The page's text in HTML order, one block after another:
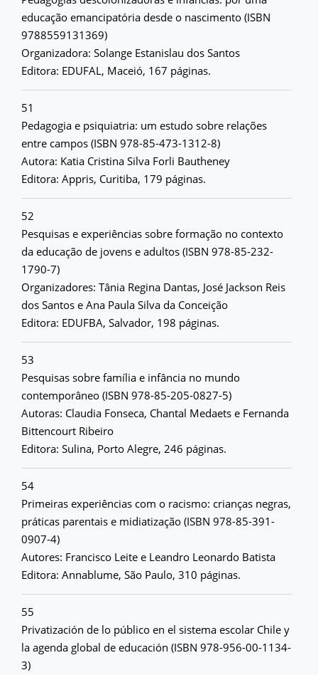
educação emancipatória desde o nascimento (ISBN
9788559131369)
Organizadora: Solange Estanislau dos Santos
Editora: EDUFAL, Maceió, 167 páginas.
51
Pedagogia e psiquiatria: um estudo sobre relações
entre campos (ISBN 978-85-473-1312-8)
Autora: Katia Cristina Silva Forli Bautheney
Editora: Appris, Curitiba, 179 páginas.
52
Pesquisas e experiências sobre formação no contexto
da educação de jovens e adultos (ISBN 978-85-232-
1790-7)
Organizadores: Tânia Regina Dantas, José Jackson Reis
dos Santos e Ana Paula Silva da Conceição
Editora: EDUFBA, Salvador, 198 páginas.
53
Pesquisas sobre família e infância no mundo
contemporâneo (ISBN 978-85-205-0827-5)
Autoras: Claudia Fonseca, Chantal Medaets e Fernanda
Bittencourt Ribeiro
Editora: Sulina, Porto Alegre, 246 páginas.
54
Primeiras experiências com o racismo: crianças negras,
práticas parentais e midiatização (ISBN 978-85-391-
0907-4)
Autores: Francisco Leite e Leandro Leonardo Batista
Editora: Annablume, São Paulo, 310 páginas.
55
Privatización de lo público en el sistema escolar Chile y
la agenda global de educación (ISBN 978-956-00-1134-
3)